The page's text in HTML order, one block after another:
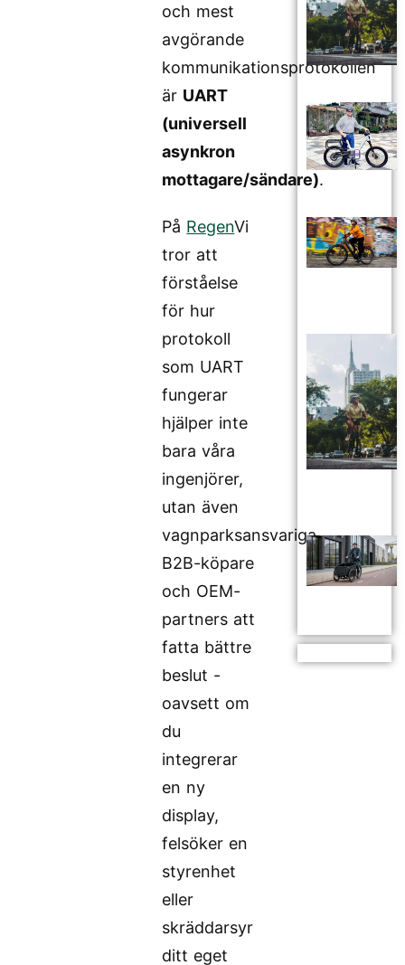
och mest
avgörande
kommunikationsprotokollen
är UART
(universell
asynkron
mottagare/sändare).
På RegenVi
tror att
förståelse
för hur
protokoll
som UART
fungerar
hjälper inte
bara våra
ingenjörer,
utan även
vagnparksansvariga,
B2B-köpare
och OEM-
partners att
fatta bättre
beslut -
oavsett om
du
integrerar
en ny
display,
felsöker en
styrenhet
eller
skräddarsyr
ditt eget